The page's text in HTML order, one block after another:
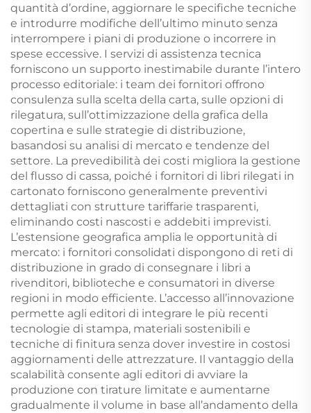
quantità d’ordine, aggiornare le specifiche tecniche
e introdurre modifiche dell’ultimo minuto senza
interrompere i piani di produzione o incorrere in
spese eccessive. I servizi di assistenza tecnica
forniscono un supporto inestimabile durante l’intero
processo editoriale: i team dei fornitori offrono
consulenza sulla scelta della carta, sulle opzioni di
rilegatura, sull’ottimizzazione della grafica della
copertina e sulle strategie di distribuzione,
basandosi su analisi di mercato e tendenze del
settore. La prevedibilità dei costi migliora la gestione
del flusso di cassa, poiché i fornitori di libri rilegati in
cartonato forniscono generalmente preventivi
dettagliati con strutture tariffarie trasparenti,
eliminando costi nascosti e addebiti imprevisti.
L’estensione geografica amplia le opportunità di
mercato: i fornitori consolidati dispongono di reti di
distribuzione in grado di consegnare i libri a
rivenditori, biblioteche e consumatori in diverse
regioni in modo efficiente. L’accesso all’innovazione
permette agli editori di integrare le più recenti
tecnologie di stampa, materiali sostenibili e
tecniche di finitura senza dover investire in costosi
aggiornamenti delle attrezzature. Il vantaggio della
scalabilità consente agli editori di avviare la
produzione con tirature limitate e aumentarne
gradualmente il volume in base all’andamento della